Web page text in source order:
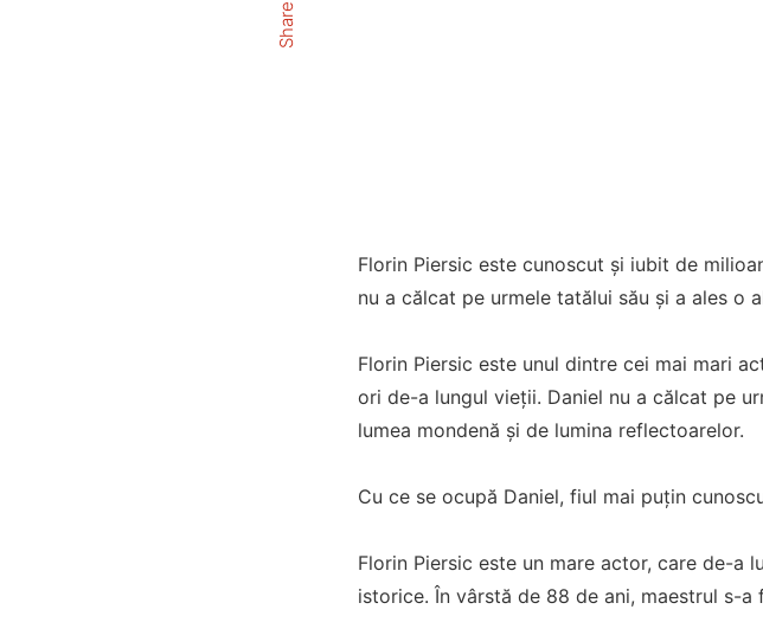
Share
Florin Piersic este cunoscut și iubit de
nu a călcat pe urmele tatălui său și a ales o
Florin Piersic este unul dintre cei mai mari
ori de-a lungul vieții. Daniel nu a călcat pe
lumea mondenă și de lumina reflectoarelor.
Cu ce se ocupă Daniel, fiul mai puțin
Florin Piersic este un mare actor, care de-a
istorice. În vârstă de 88 de ani, maestrul s-